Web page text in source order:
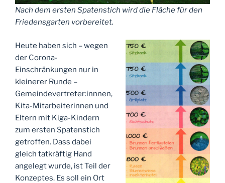
Nach dem ersten Spatenstich wird die Fläche für den
Friedensgarten vorbereitet.
Heute haben sich – wegen
der Corona-
Einschränkungen nur in
kleinerer Runde –
Gemeindevertreter:innnen,
Kita-Mitarbeiterinnen und
Eltern mit Kiga-Kindern
zum ersten Spatenstich
getroffen. Dass dabei
gleich tatkräftig Hand
angelegt wurde, ist Teil der
Konzeptes. Es soll ein Ort